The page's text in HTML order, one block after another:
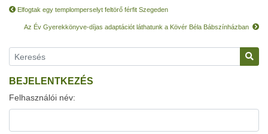
Elfogtak egy templomperselyt feltörő férfit Szegeden
Az Év Gyerekkönyve-díjas adaptációt láthatunk a Kövér Béla Bábszínházban
BEJELENTKEZÉS
Felhasználói név: